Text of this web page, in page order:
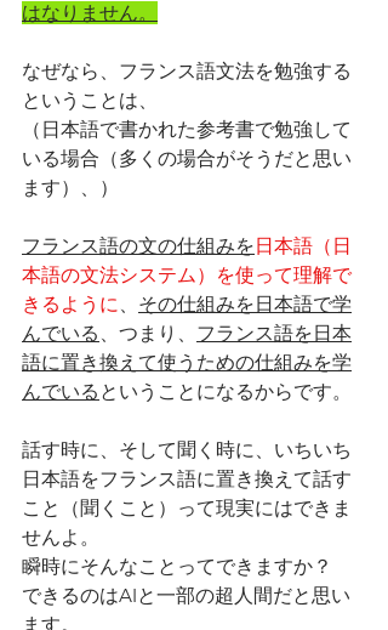
はなりません。
なぜなら、フランス語文法を勉強する
ということは、
（日本語で書かれた参考書で勉強して
いる場合（多くの場合がそうだと思い
ます）、）
フランス語の文の仕組みを日本語（日
本語の文法システム）を使って理解で
きるように、 その仕組みを日本語で学
んでいる 、つまり、 フランス語を日本
語に置き換えて使うための仕組みを学
んでいる ということになるからです。
話す時に、そして聞く時に、いちいち
日本語をフランス語に置き換えて話す
こと（聞くこと）って現実にはできま
せんよ。
瞬時にそんなことってできますか？
できるのはAIと一部の超人間だと思い
ます。